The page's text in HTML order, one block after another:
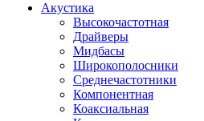
Акустика
Высокочастотная
Драйверы
Мидбасы
Широкополосники
Среднечастотники
Компонентная
Коаксиальная